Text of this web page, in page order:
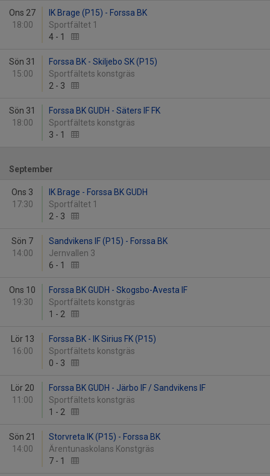
Ons 27
18:00
IK Brage (P15) - Forssa BK
Sportfältet 1
4 - 1
Sön 31
15:00
Forssa BK - Skiljebo SK (P15)
Sportfältets konstgräs
2 - 3
Sön 31
18:00
Forssa BK GUDH - Säters IF FK
Sportfältets konstgräs
3 - 1
September
Ons 3
17:30
IK Brage - Forssa BK GUDH
Sportfältet 1
2 - 3
Sön 7
14:00
Sandvikens IF (P15) - Forssa BK
Jernvallen 3
6 - 1
Ons 10
19:30
Forssa BK GUDH - Skogsbo-Avesta IF
Sportfältets konstgräs
1 - 2
Lör 13
16:00
Forssa BK - IK Sirius FK (P15)
Sportfältets konstgräs
0 - 3
Lör 20
11:00
Forssa BK GUDH - Järbo IF / Sandvikens IF
Sportfältets konstgräs
1 - 2
Sön 21
14:00
Storvreta IK (P15) - Forssa BK
Ärentunaskolans Konstgräs
7 - 1